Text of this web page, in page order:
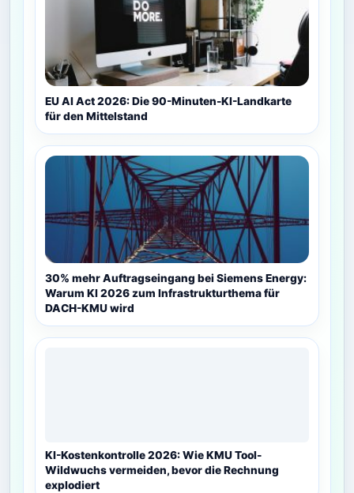
EU AI Act 2026: Die 90-Minuten-KI-Landkarte
für den Mittelstand
30% mehr Auftragseingang bei Siemens Energy:
Warum KI 2026 zum Infrastrukturthema für
DACH-KMU wird
KI-Kostenkontrolle 2026: Wie KMU Tool-
Wildwuchs vermeiden, bevor die Rechnung
explodiert